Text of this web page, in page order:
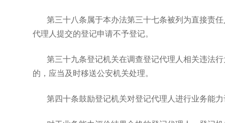
第三十八条属于本办法第三十七条被列为直接责
代理人提交的登记申请不予登记。
第三十九条登记机关在调查登记代理人相关违法
的，应当及时移送公安机关处理。
第四十条鼓励登记机关对登记代理人进行业务能